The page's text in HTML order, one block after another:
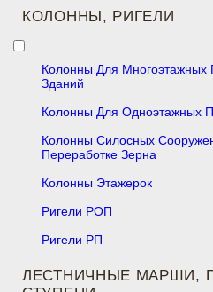
КОЛОННЫ, РИГЕЛИ
Колонны Для Многоэтажных
Зданий
Колонны Для Одноэтажных
Колонны Силосных
Переработке Зерна
Колонны Этажерок
Ригели РОП
Ригели РП
ЛЕСТНИЧНЫЕ МАРШИ,